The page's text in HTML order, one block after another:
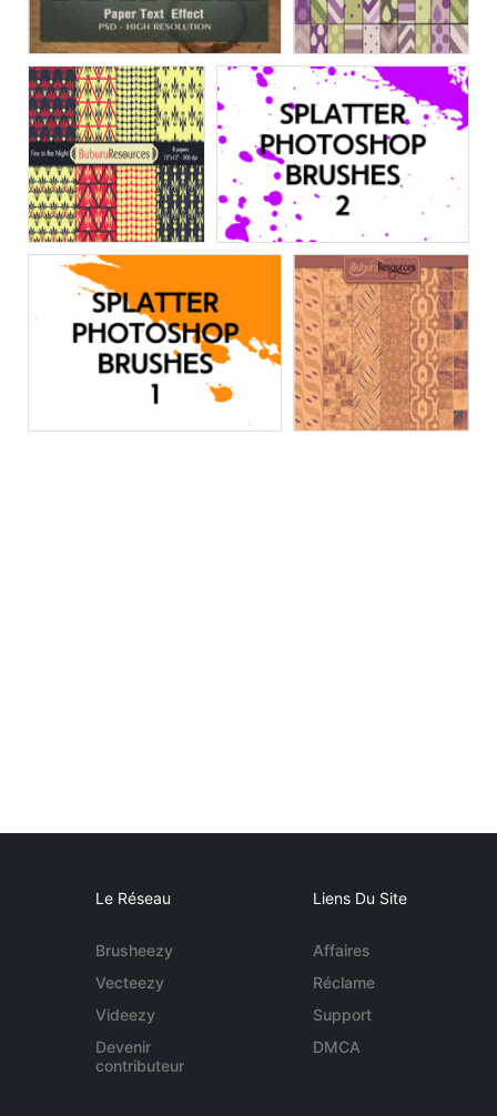
Le Réseau
Brusheezy
Vecteezy
Videezy
Devenir
contributeur
Liens Du Site
Affaires
Réclame
Support
DMCA